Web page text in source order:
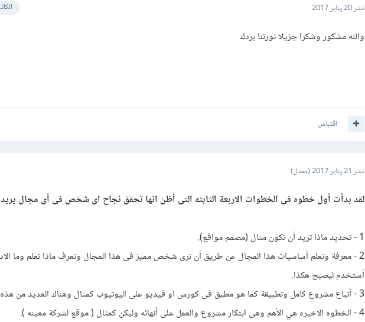
React.js
https://ionicframework.com
Symfony
Laravel
Codeigniter
نشر20 يناير 2017
والله مشكور وشكرا جزيلا نورتنا بردك
اقتباس
نشر 21 يناير 2017 (معدل)
لقد بدأت أول خطوه فى الخطوات الاربعة الثابته التى أظن انها تحقق نجاح اى شخص فى أى مجال
1 - تحديد ماذا تريد أن تكون مثال (مصمم مواقع).
2 - معرفة وتعلم أساسيات هذا المجال عن طريق أن ترى شخص مميز فى هذا المجال وتعرف ماذا تعلم وما
أستخدم ليصبح هكذا.
3 - أتباع مشروع كامل وتطبيقة كما هو مطبق فى كورس او فيديو على اليوتيوب كمثال وهناك العديد من هذه الدروس.
4 - الخطوه الاخيره هي الأهم وهى ابتكار مشروع والعمل على أنهائه وليكن كمثال ( موقع لشركة معينه ).